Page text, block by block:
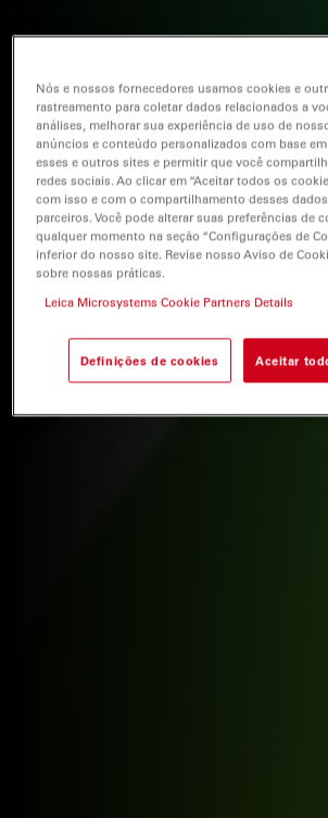
Nós e nossos fornecedores usamos cookies e
rastreamento para coletar dados relacionados a
análises, melhorar sua experiência de uso de
anúncios e conteúdo personalizados com base
esses e outros sites e permitir que você
redes sociais. Ao clicar em “Aceitar todos os
com isso e com o compartilhamento desses
parceiros. Você pode alterar suas preferências de
qualquer momento na seção “Configurações de
inferior do nosso site. Revise nosso Aviso de
sobre nossas práticas.
Leica Microsystems Cookie Partners Details
Definições de cookies Aceitar